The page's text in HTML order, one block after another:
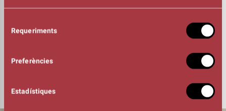
Requeriments
Preferències
Estadístiques
la Crítica 2021 a millor espectacle de circ.
Punt de trobada de l'espectacle - Baixada de la Seu de